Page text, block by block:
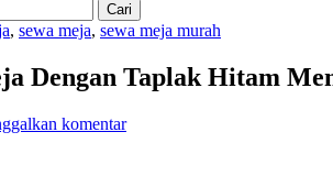
, sewa meja, sewa meja murah
Dengan Taplak Hitam
komentar